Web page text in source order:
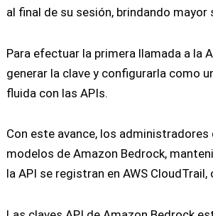
al final de su sesión, brindando mayor
Para efectuar la primera llamada a la
generar la clave y configurarla como
fluida con las APIs.
Con este avance, los
modelos de Amazon Bedrock,
la API se registran en AWS